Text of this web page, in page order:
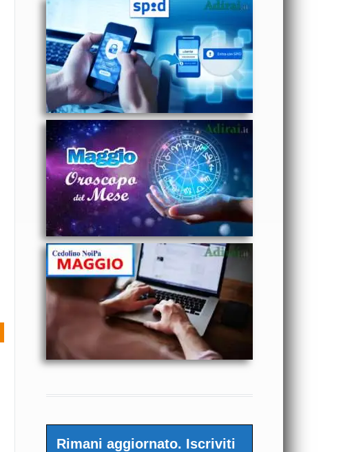
Maggio 2025
Amore,
Lavoro e
Salute segno
per segno
ECONOMIA
- NoiPa
cedolino
Maggio
2025 data
accredito
stipendi PA
Rimani aggiornato. Iscriviti